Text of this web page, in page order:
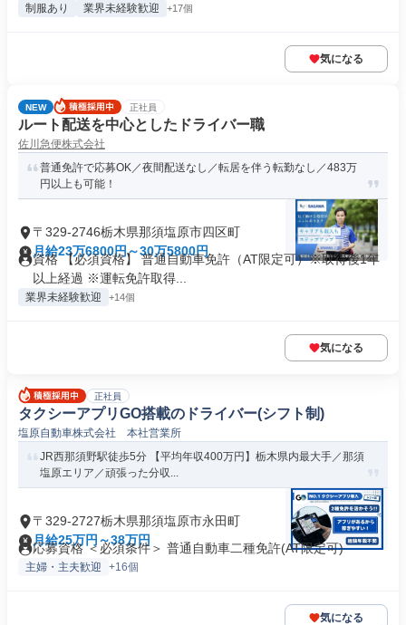
制服あり 業界未経験歓迎 +17個
気になる
NEW 正社員
ルート配送を中心としたドライバー職
佐川急便株式会社
普通免許で応募OK／夜間配送なし／転居を伴う転勤なし／483万
円以上も可能！
〒329-2746栃木県那須塩原市四区町
月給23万6800円～30万5800円
資格 【必須資格】 普通自動車免許（AT限定可）※取得後1年
以上経過 ※運転免許取得...
業界未経験歓迎 +14個
気になる
正社員
タクシーアプリGO搭載のドライバー(シフト制)
塩原自動車株式会社 本社営業所
JR西那須野駅徒歩5分 【平均年収400万円】栃木県内最大手／那須
塩原エリア／頑張った分収...
〒329-2727栃木県那須塩原市永田町
月給25万円～38万円
応募資格 ＜必須条件＞ 普通自動車二種免許(AT限定可)
主婦・主夫歓迎 +16個
気になる